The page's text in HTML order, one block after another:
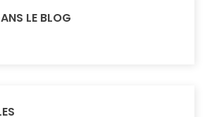
LE BLOG